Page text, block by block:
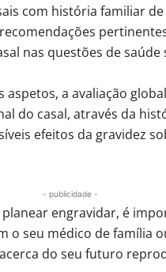
com história familiar
nas questões de
a avaliação
do casal, através da
efeitos da gravidez
- publicidade -
engravidar, é
o seu médico de família
do seu futuro